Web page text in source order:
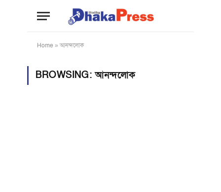
Home »আনন্দলোক
BROWSING:আনন্দলোক